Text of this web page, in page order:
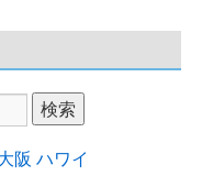
阪 ハワイ